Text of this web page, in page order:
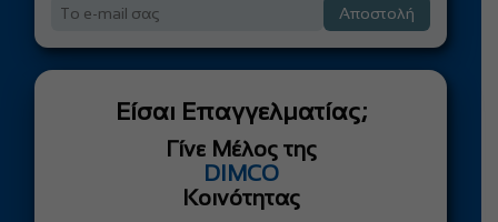
Αποστολή
Είσαι Επαγγελματίας;
Γίνε Μέλος της
DIMCO
Κοινότητας